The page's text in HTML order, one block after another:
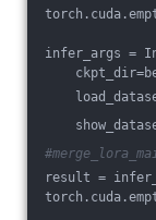
infer_args =
result =